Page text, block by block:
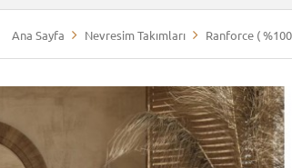
Ana Sayfa Nevresim Takımları Ranforce (